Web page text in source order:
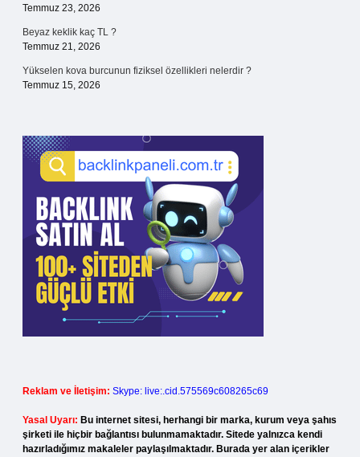
Temmuz 23, 2026
Beyaz keklik kaç TL ?
Temmuz 21, 2026
Yükselen kova burcunun fiziksel özellikleri nelerdir ?
Temmuz 15, 2026
Reklam ve İletişim: Skype: live:.cid.575569c608265c69
Yasal Uyarı: Bu internet sitesi, herhangi bir marka, kurum veya şahıs
şirketi ile hiçbir bağlantısı bulunmamaktadır. Sitede yalnızca kendi
hazırladığımız makaleler paylaşılmaktadır. Burada yer alan içerikler